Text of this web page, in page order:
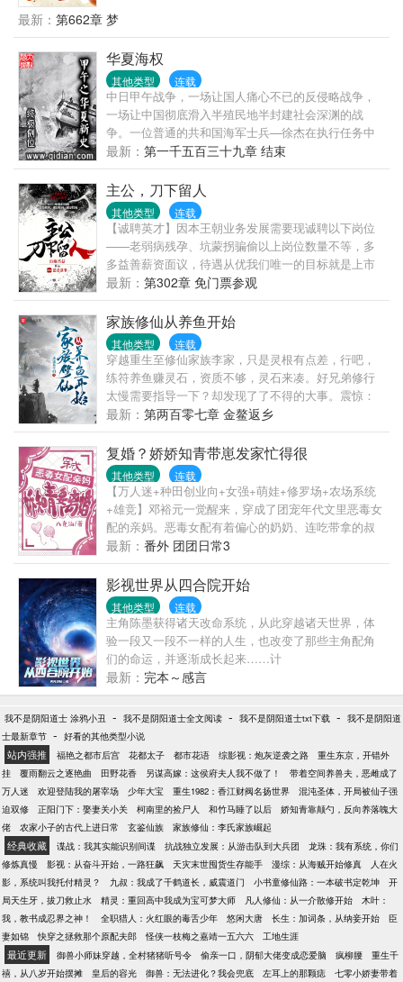
子，你也不想自己儿子被人灌下毒药吧？“秦枫微笑着
说道。叮，正义情绪收集中，恭喜宿主正义值+！看着
系统提示，秦枫当即决定，以后他就是这里的邪...正
义化身。
最新： 第662章 梦
华夏海权
其他类型 连载
中日甲午战争，一场让国人痛心不已的反侵略战争，
一场让中国彻底滑入半殖民地半封建社会深渊的战
争。一位普通的共和国海军士兵—徐杰在执行任务中
意外穿越到了1889年意大利。在离甲午还有5年多的时
间里，他能做什么？能否通过自己的知识与能力而力
挽狂澜？而在平息甲午危局后，偌大的中国航船又将
驶向何方？在列强夹缝中奋力求生的泱泱古国能否重
新再现往日的辉煌？敬请大家阅读此文。 本文力求情
节严谨，在技术描写上不会YY。如有不周全之处，希
望大家能够指点一二。 ...
最新： 第一千五百三十九章 结束
主公，刀下留人
其他类型 连载
【诚聘英才】因本王朝业务发展需要现诚聘以下岗位
——老弱病残孕、坑蒙拐骗偷以上岗位数量不等，多
多益善薪资面议，待遇从优我们唯一的目标就是上市
成为全球唯一王朝！有意者请联系XX国XX郡XX县城
外仅一颗脑袋的张女士联系方式：onethree，
onethree，oneonethree。———————意外觉醒自
我意识的NPC张泱伪装人类玩家十几载，扛着恐怖通
胀，当牛做马十几年终于买了一块荒地。欢欢喜喜拿
着地契去官方登记，不料赶上服务器闪崩。再睁眼
——好消息，地契没丢。坏消息，荒地全是红名。更
坏的消息，她现在只剩一颗头，身体各自在地上躺
着。张泱：“……天杀的！”———————【姓名】：
张泱【终极任务】：不要让人类发现你不是人哦~
———————PS：已完结种田争霸文《退下，让朕
来》（简体出版）、《女帝直播攻略》，休闲慢穿大
佬文《大佬退休之后》。
最新： 第302章 免门票参观
家族修仙从养鱼开始
其他类型 连载
穿越重生至修仙家族李家，只是灵根有点差，行吧，
练符养鱼赚灵石，资质不够，灵石来凑。好兄弟修行
太慢需要指导一下？却发现了了不得的大事。震惊：
四哥竟然是五灵根修士，却修出了三灵根的修练速
度。什么，老六竟然是暗灵根？我之前还怕你吃苦，
又怕你受累，才辛苦指导你修炼，你竟然是暗灵根！
好吧，李祥云第一次酸了。【凡人流】【家族流】
【种田流】
最新： 第两百零七章 金鳌返乡
复婚？娇娇知青带崽发家忙得很
其他类型 连载
【万人迷+种田创业向+女强+萌娃+修罗场+农场系统
+雄竞】邓裕元一觉醒来，穿成了团宠年代文里恶毒女
配的亲妈。恶毒女配有着偏心的奶奶、连吃带拿的叔
叔一家、愚孝的爸、懦弱的妈。从小就小偷小摸，长
大后无恶不作，处处栽赃陷害女主，最后不得好死。
女主是另一户家里唯一的女婴，从小被哥哥们宠着长
大，女配针对她也只是因为嫉妒。而现在，她成了恶
毒女配懦弱的妈，恶毒女配如今只是个小脸皱巴巴的
丑婴儿。愚孝的爸爱妻但把好东西都送给自己亲妈，
对饿兮兮的妻女说：“小元，来喝点水，我特地用柴火
给你烧热了。”邓裕元看着骨瘦如柴的自己和瘦小的孩
子，决定离婚。没用的丈夫滚开，她要用满满的钱和
丈夫，捡到了众多的追求者。被重重觊觎的美貌知青
略懂拳脚又挑灯夜读，乘着恢复高考的东风带着孩子
去往更加广阔的天地。抓住时代风潮，邓裕元努力成
为游戏大亨和新锐科学家……只是，怎么这么多人要
抢着当崽崽的后爸啊？
最新： 番外 团团日常3
影视世界从四合院开始
其他类型 连载
主角陈墨获得诸天改命系统，从此穿越诸天世界，体
验一段又一段不一样的人生，也改变了那些主角配角
们的命运，并逐渐成长起来……计
划、、、、、、、、、、、等等。前中期以都市、年
代、古装历史为主，尽量不加入仙侠神话。欢迎在最
新章节评论区提供影视剧，只要热门有话题度，都可
以考虑加上……已完结：正在写：
最新： 完本～感言
我不是阴阳道士 涂鸦小丑 - 我不是阴阳道士全文阅读 - 我不是阴阳道士txt下载 - 我不是阴阳道
士最新章节 - 好看的其他类型小说
站内强推 福艳之都市后宫 花都太子 都市花语 综影视：炮灰逆袭之路
重生东京，开错外
挂
覆雨翻云之逐艳曲 田野花香 另谋高嫁：这侯府夫人我不做了！
带着空间养兽夫，恶雌成了
万人迷
欢迎登陆我的屠宰场 少年大宝 重生1982：香江财阀名扬世界
混沌圣体，开局被仙子强
迫双修
正阳门下：娶妻关小关 柯南里的捡尸人 和竹马睡了以后
娇知青靠颠勺，反向养落魄大
佬
农家小子的古代上进日常 玄鉴仙族 家族修仙：李氏家族崛起
经典收藏 谍战：我其实能识别间谍 抗战独立发展：从游击队到大兵团
龙珠：我有系统，你们
修炼真慢
影视：从奋斗开始，一路狂飙 天灾末世囤货生存能手 漫综：从海贼开始修真
人在火
影，系统叫我托付精灵？
九叔：我成了千鹤道长，威震道门 小书童修仙路：一本破书定乾坤
开
局天生牙，拔刀救止水
精灵：重回高中我成为宝可梦大师 凡人修仙：从一介散修开始
木叶：
我，教书成忍界之神！
全职猎人：火红眼的毒舌少年 悠闲大唐 长生：加词条，从纳妾开始
臣
妻如锦
快穿之拯救那个原配夫郎 怪侠一枝梅之嘉靖一五六六 工地生涯
最近更新 御兽小师妹穿越，全村猪猪听号令 偷亲一口，阴郁大佬变成恋爱脑 疯柳腰
重生千
禧，从八岁开始摆摊
皇后的容光 御兽：无法进化？我会兜底 左耳上的那颗痣
七零小娇妻带着